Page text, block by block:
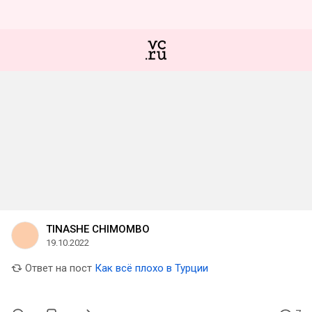
TINASHE CHIMOMBO
19.10.2022
Ответ на пост Как всё плохо в Турции